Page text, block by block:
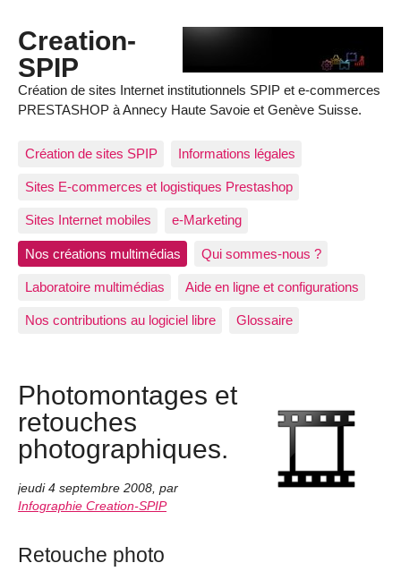
Creation-
SPIP
Création de sites Internet institutionnels SPIP et e-commerces
PRESTASHOP à Annecy Haute Savoie et Genève Suisse.
Création de sites SPIP Informations légales
Sites E-commerces et logistiques Prestashop
Sites Internet mobiles e-Marketing
Nos créations multimédias Qui sommes-nous ?
Laboratoire multimédias Aide en ligne et configurations
Nos contributions au logiciel libre Glossaire
Photomontages et
retouches
photographiques.
jeudi 4 septembre 2008, par
Infographie Creation-SPIP
Retouche photo